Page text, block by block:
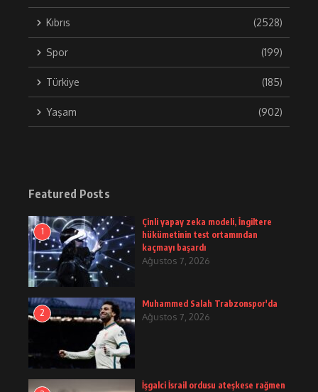
Kıbrıs (2528)
Spor (199)
Türkiye (185)
Yaşam (902)
Featured Posts
1
Çinli yapay zeka modeli, İngiltere
hükümetinin test ortamından
kaçmayı başardı
Ağustos 7, 2026
2
Muhammed Salah Trabzonspor'da
Ağustos 7, 2026
İşgalci İsrail ordusu ateşkese rağmen